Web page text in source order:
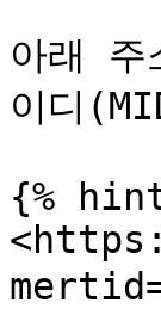
아래 주
이디
{%